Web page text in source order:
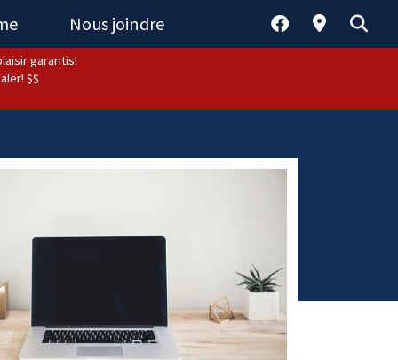
Nous joindre
garantis!
$$